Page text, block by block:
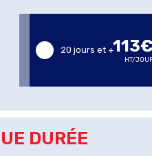
20 jours et +113€
HT/
DURÉE